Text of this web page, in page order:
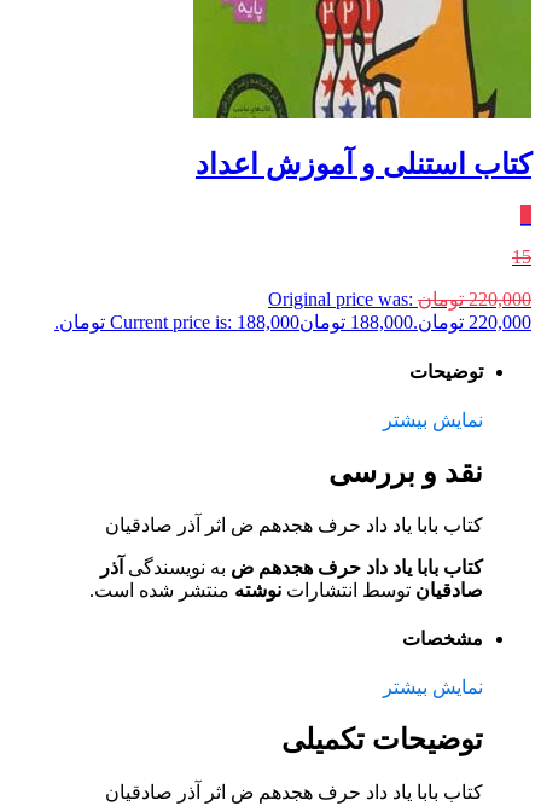
کتاب استنلی و آموزش اعداد
15
220,000 تومان Original price was:
220,000 تومان.
188,000 تومانCurrent price is: 188,000 تومان.
توضیحات
نمایش بیشتر
نقد و بررسی
کتاب بابا یاد داد حرف هجدهم ض اثر آذر صادقیان
کتاب بابا یاد داد حرف هجدهم ض به نویسندگی آذر
صادقیان توسط انتشارات نوشته منتشر شده است.
مشخصات
نمایش بیشتر
توضیحات تکمیلی
کتاب بابا یاد داد حرف هجدهم ض اثر آذر صادقیان